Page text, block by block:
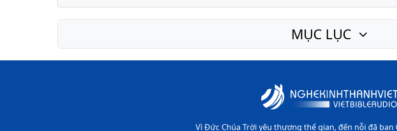
MỤC LỤC
Vì Đức Chúa Trời yêu thương thế gian, đến nỗi đã ban